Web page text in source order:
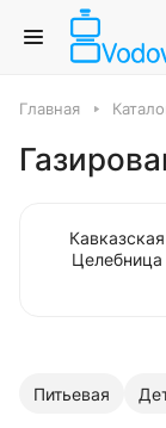
Главная
Кавказская
Целебница
Питьевая